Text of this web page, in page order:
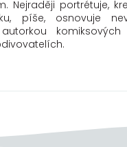
Nejraději portrétuje,
píše, osnovuje